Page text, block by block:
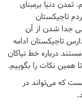
تمدن دنیا برمبنای
وقتی۹۰ درصد مردم تاجیکستان
جدا شدن از آن
تاجیکستان ادامه
درباره خط نیاکان
همین نکات را بگوییم.
که می‌تواند در